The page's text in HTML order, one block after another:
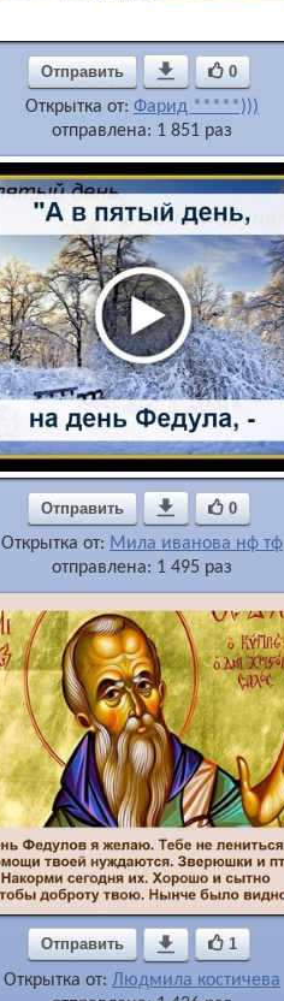
Отправить  0
Открытка от: Фарид *****)))
отправлена: 1 851 раз
Отправить  0
Открытка от: Мила иванова нф тф
отправлена: 1 495 раз
Отправить  1
Открытка от: Людмила костичева